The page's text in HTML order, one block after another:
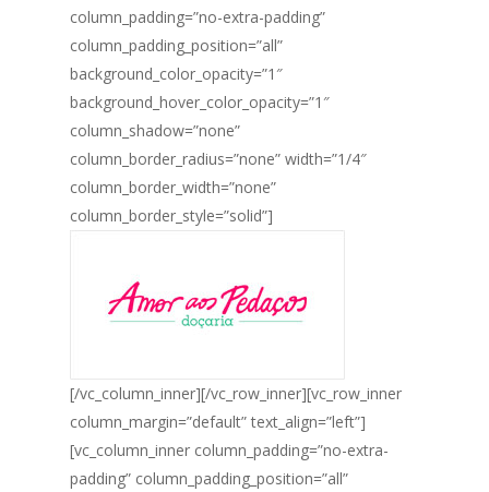
column_padding=”no-extra-padding”
column_padding_position=”all”
background_color_opacity=”1″
background_hover_color_opacity=”1″
column_shadow=”none”
column_border_radius=”none” width=”1/4″
column_border_width=”none”
column_border_style=”solid”]
[/vc_column_inner][/vc_row_inner][vc_row_inner
column_margin=”default” text_align=”left”]
[vc_column_inner column_padding=”no-extra-
padding” column_padding_position=”all”